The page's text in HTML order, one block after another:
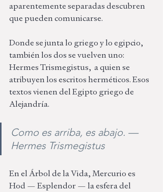
aparentemente separadas descubren
que pueden comunicarse.
Donde se junta lo griego y lo egipcio,
también los dos se vuelven uno:
Hermes Trismegistus,  a quien se
atribuyen los escritos herméticos. Esos
textos vienen del Egipto griego de
Alejandría.
Como es arriba, es abajo. —
Hermes Trismegistus
En el Árbol de la Vida, Mercurio es
Hod — Esplendor — la esfera del